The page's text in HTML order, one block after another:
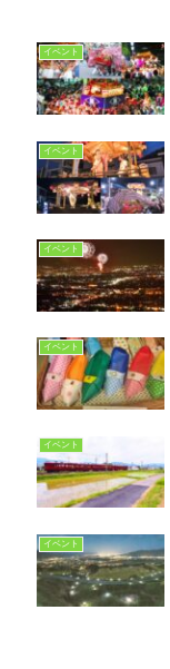
イベント
イベント
イベント
イベント
イベント
イベント